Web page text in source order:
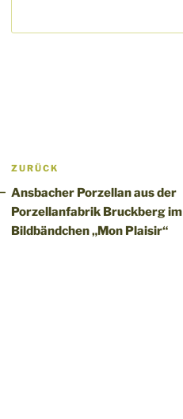
Beitragsnavigation
Vorheriger
Beitrag
ZURÜCK
Ansbacher Porzellan aus der
Porzellanfabrik Bruckberg im
Bildbändchen „Mon Plaisir“